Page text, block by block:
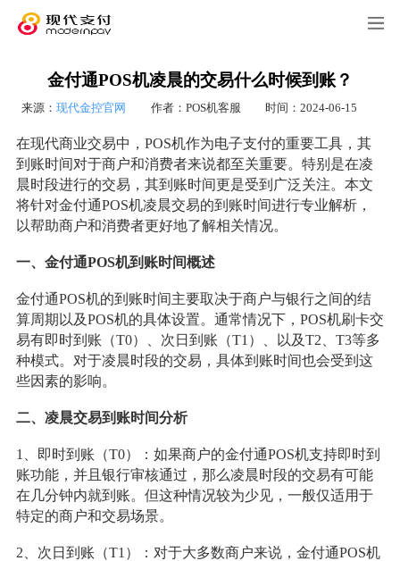
金付通POS机凌晨的交易什么时候到账？
来源： 现代金控官网 作者：POS机客服 时间：2024-06-15
在现代商业交易中，POS机作为电子支付的重要工具，其
到账时间对于商户和消费者来说都至关重要。特别是在凌
晨时段进行的交易，其到账时间更是受到广泛关注。本文
将针对金付通POS机凌晨交易的到账时间进行专业解析，
以帮助商户和消费者更好地了解相关情况。
一、金付通POS机到账时间概述
金付通POS机的到账时间主要取决于商户与银行之间的结
算周期以及POS机的具体设置。通常情况下，POS机刷卡交
易有即时到账（T0）、次日到账（T1）、以及T2、T3等多
种模式。对于凌晨时段的交易，具体到账时间也会受到这
些因素的影响。
二、凌晨交易到账时间分析
1、即时到账（T0）：如果商户的金付通POS机支持即时到
账功能，并且银行审核通过，那么凌晨时段的交易有可能
在几分钟内就到账。但这种情况较为少见，一般仅适用于
特定的商户和交易场景。
2、次日到账（T1）：对于大多数商户来说，金付通POS机